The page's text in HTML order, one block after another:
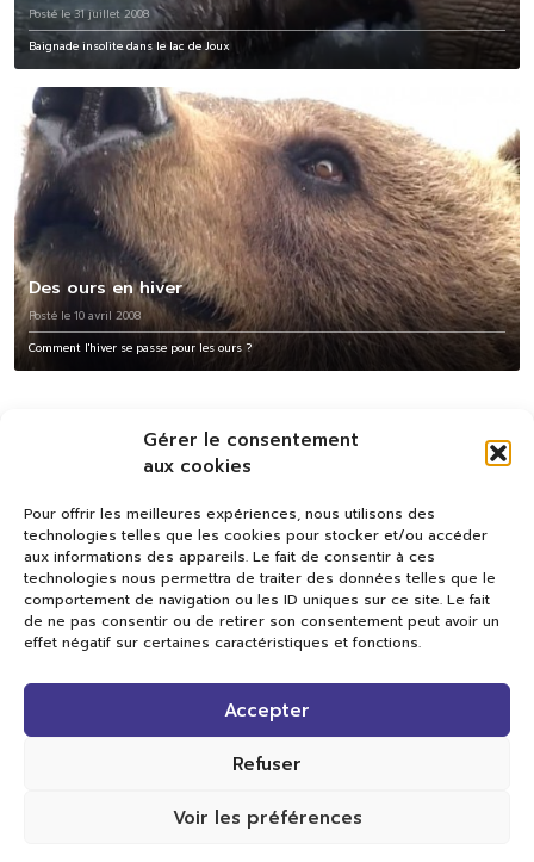
Gérer le consentement
aux cookies
Pour offrir les meilleures expériences, nous utilisons des
technologies telles que les cookies pour stocker et/ou accéder
aux informations des appareils. Le fait de consentir à ces
technologies nous permettra de traiter des données telles que le
comportement de navigation ou les ID uniques sur ce site. Le fait
de ne pas consentir ou de retirer son consentement peut avoir un
effet négatif sur certaines caractéristiques et fonctions.
Accepter
Refuser
Voir les préférences
Posté le 31 juillet 2008
Baignade insolite dans le lac de Joux
Des ours en hiver
Posté le 10 avril 2008
Comment l'hiver se passe pour les ours ?
Val TV
Centre de Compétences Médias
Rue du Pont-Neuf 24
Tous droits réservés.